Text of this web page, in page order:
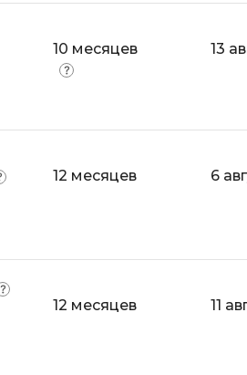
10 месяцев 13
12 месяцев 6
12 месяцев 11
T
Terraform
TypeScript
U
VR/AR-разработка